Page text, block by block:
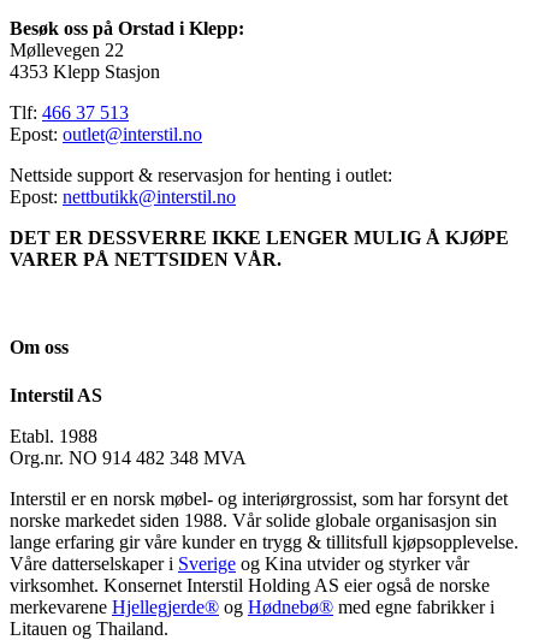
Besøk oss på Orstad i Klepp:
Møllevegen 22
4353 Klepp Stasjon
Tlf: 466 37 513
Epost: outlet@interstil.no
Nettside support & reservasjon for henting i outlet:
Epost: nettbutikk@interstil.no
DET ER DESSVERRE IKKE LENGER MULIG Å KJØPE
VARER PÅ NETTSIDEN VÅR.
Om oss
Interstil AS
Etabl. 1988
Org.nr. NO 914 482 348 MVA
Interstil er en norsk møbel- og interiørgrossist, som har forsynt det
norske markedet siden 1988. Vår solide globale organisasjon sin
lange erfaring gir våre kunder en trygg & tillitsfull kjøpsopplevelse.
Våre datterselskaper i Sverige og Kina utvider og styrker vår
virksomhet. Konsernet Interstil Holding AS eier også de norske
merkevarene Hjellegjerde® og Hødnebø® med egne fabrikker i
Litauen og Thailand.